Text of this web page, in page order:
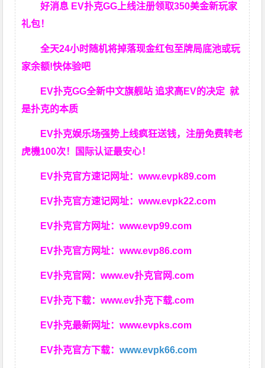
好消息 EV扑克GG上线注册领取350美金新玩家
礼包！
全天24小时随机将掉落现金红包至牌局底池或玩
家余额!快体验吧
EV扑克GG全新中文旗舰站 追求高EV 的决定就
是扑克的本质
EV扑克娱乐场强势上线疯狂送钱，注册免费转老
虎機100次！国际认证最安心！
EV扑克官方速记网址：www.evpk89.com
EV扑克官方速记网址：www.evpk22.com
EV扑克官方网址：www.evp99.com
EV扑克官方网址：www.evp86.com
EV扑克官网：www.ev扑克官网.com
EV扑克下载：www.ev扑克下载.com
EV扑克最新网址：www.evpks.com
EV扑克官方下载：www.evpk66.com